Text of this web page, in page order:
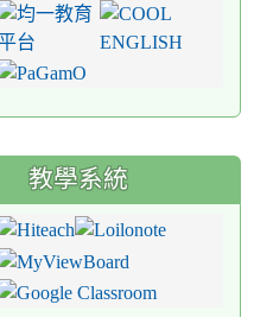
教學系統